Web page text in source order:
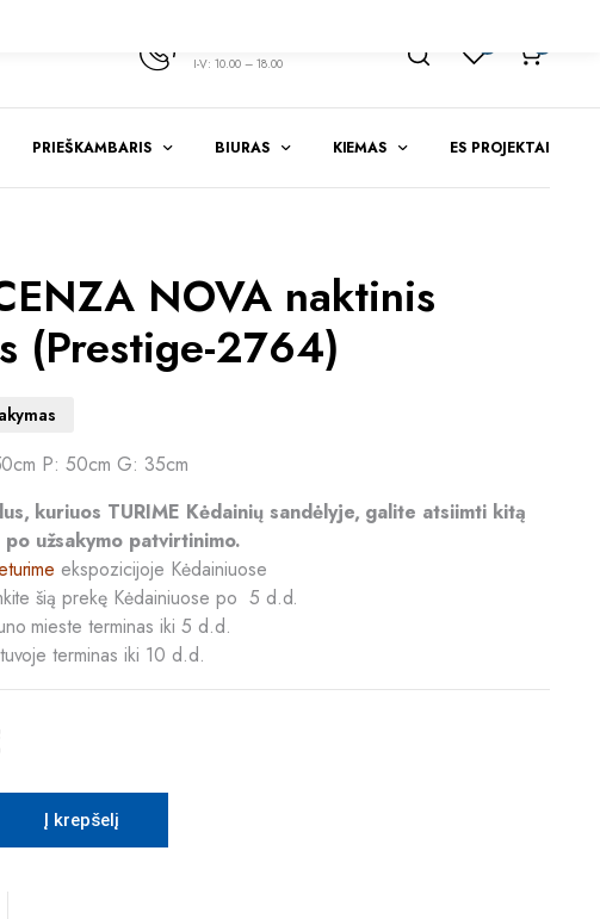
I-V: 10.00 – 18.00
PRIEŠKAMBARIS BIURAS KIEMAS ES PROJEKTAI
NOVA naktinis
(Prestige-2764)
P: 50cm G: 35cm
kuriuos TURIME Kėdainių sandėlyje, galite atsiimti kitą
užsakymo patvirtinimo.
ekspozicijoje Kėdainiuose
šią prekę Kėdainiuose po 5 d.d.
mieste terminas iki 5 d.d.
terminas iki 10 d.d.
Į krepšelį